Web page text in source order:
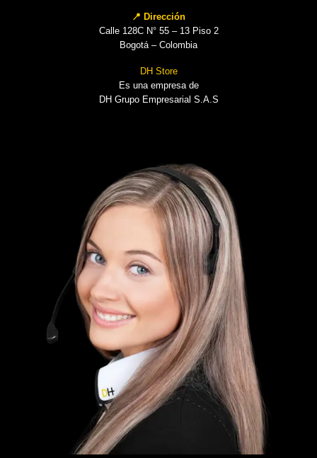
📍 Dirección
Calle 128C N° 55 – 13 Piso 2
Bogotá – Colombia
DH Store
Es una empresa de
DH Grupo Empresarial S.A.S